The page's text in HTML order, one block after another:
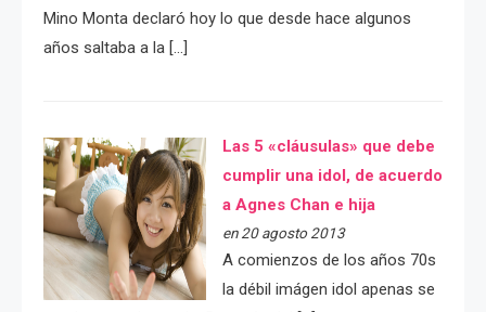
Mino Monta declaró hoy lo que desde hace algunos
años saltaba a la […]
Las 5 «cláusulas» que debe
cumplir una idol, de acuerdo
a Agnes Chan e hija
en 20 agosto 2013
A comienzos de los años 70s
la débil imágen idol apenas se